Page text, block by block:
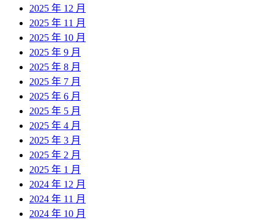
2025 年 12 月
2025 年 11 月
2025 年 10 月
2025 年 9 月
2025 年 8 月
2025 年 7 月
2025 年 6 月
2025 年 5 月
2025 年 4 月
2025 年 3 月
2025 年 2 月
2025 年 1 月
2024 年 12 月
2024 年 11 月
2024 年 10 月